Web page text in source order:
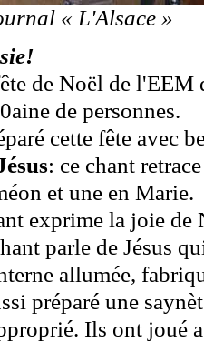
« L'Alsace »
de Noël de
de personnes.
cette fête avec
: ce chant
et une en Marie.
exprime la joie de
parle de Jésus
allumée,
préparé une
Ils ont joué